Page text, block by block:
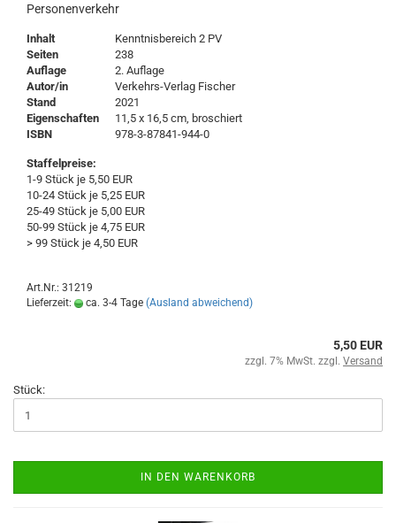
Personenverkehr
Inhalt
Kenntnisbereich 2 PV
Seiten
238
Auflage
2. Auflage
Autor/in
Verkehrs-Verlag Fischer
Stand
2021
Eigenschaften
11,5 x 16,5 cm, broschiert
ISBN
978-3-87841-944-0
Staffelpreise:
1-9 Stück je 5,50 EUR
10-24 Stück je 5,25 EUR
25-49 Stück je 5,00 EUR
50-99 Stück je 4,75 EUR
> 99 Stück je 4,50 EUR
Art.Nr.: 31219
Lieferzeit:
ca. 3-4 Tage (Ausland abweichend)
5,50 EUR
zzgl. 7% MwSt. zzgl. Versand
Stück:
IN DEN WARENKORB